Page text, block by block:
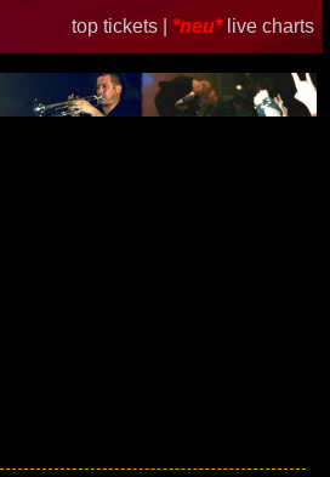
top tickets | *neu* live charts